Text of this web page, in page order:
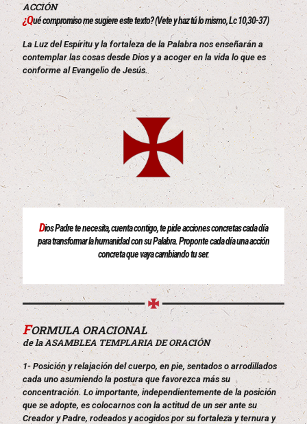
ACCIÓN
¿Qué compromiso me sugiere este texto? (Vete y haz tú lo mismo, Lc 10,30-37)
La Luz del Espíritu y la fortaleza de la Palabra nos enseñarán a
contemplar las cosas desde Dios y a acoger en la vida lo que es
conforme al Evangelio de Jesús.
Dios Padre te necesita, cuenta contigo, te pide acciones concretas cada día
para transformar la humanidad con su Palabra. Proponte cada día una acción
concreta que vaya cambiando tu ser.
FORMULA ORACIONAL
de la ASAMBLEA TEMPLARIA DE ORACIÓN
1- Posición y relajación del cuerpo, en pie, sentados o arrodillados
cada uno asumiendo la postura que favorezca más su
concentración. Lo importante, independientemente de la posición
que se adopte, es colocarnos con la actitud de un ser ante su
Creador y Padre, rodeados y acogidos por su fortaleza y ternura y